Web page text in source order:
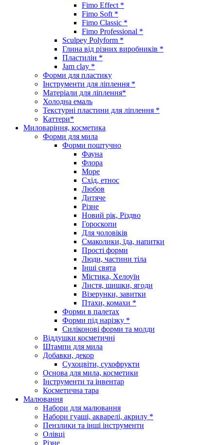
Fimo Effect *
Fimo Soft *
Fimo Classic *
Fimo Professional *
Sculpey Polyform *
Глина від різних виробників *
Пластилін *
Jam clay *
Форми для пластику
Інструменти для ліплення *
Матеріали для ліплення*
Холодна емаль
Текстурні пластини для ліплення *
Каттери*
Миловаріння, косметика
Форми для мила
Форми поштучно
Фауна
Флора
Море
Схід, етнос
Любов
Дитяче
Різне
Новий рік, Різдво
Гороскопи
Для чоловіків
Смаколики, їда, напитки
Прості форми
Люди, частини тіла
Інші свята
Містика, Хелоуїн
Листя, шишки, ягоди
Візерунки, завитки
Птахи, комахи *
Форми в палетах
Форми під нарізку *
Силіконові форми та молди
Віддушки косметичні
Штампи для мила
Добавки, декор
Сухоцвіти, сухофрукти
Основа для мила, косметики
Інструменти та інвентар
Косметична тара
Малювання
Набори для малювання
Набори гуаші, акварелі, акрилу *
Пензлики та інші інструменти
Олівці
Різне